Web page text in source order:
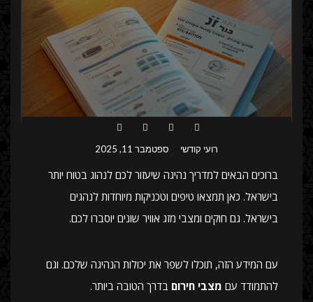
רועי קודשי ספטמבר 11, 2025
ברוכים הבאים למדריך נהיגה שיעזור לכם לנהוג בטוח יותר
בישראל. כאן תמצאו טיפים וטכניקות מיוחדות לנהגים
בישראל. גם חוקים ומצבי מזג אוויר שונים יוסברו לכם.
עם המידע הזה, תוכלו לשפר את יכולות הנהיגה שלכם. וגם
להתמודד עם מצבי חירום בדרך הטובה ביותר.